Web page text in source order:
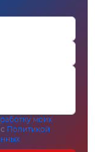
моих
Политикой